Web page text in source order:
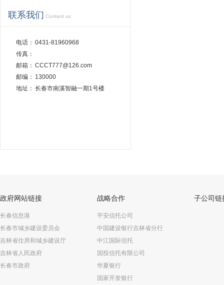
联系我们 Contant us
电话： 0431-81960968
传真：
邮箱： CCCT777@126.com
邮编： 130000
地址： 长春市南溪智融一期1号楼
政府网站链接
长春信息港
长春市城乡建设委员会
吉林省住房和城乡建设厅
吉林省人民政府
长春市政府
战略合作
平安信托公司
中国建设银行吉林省分行
中江国际信托
国投信托有限公司
华夏银行
国家开发银行
子公司链